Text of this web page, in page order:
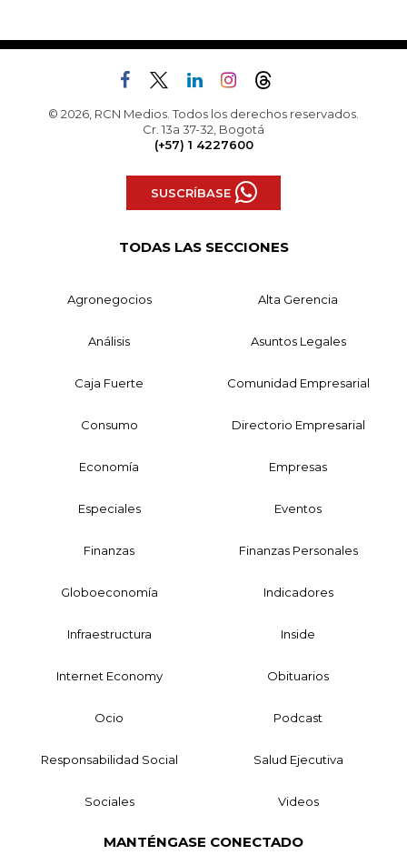
© 2026, RCN Medios. Todos los derechos reservados.
Cr. 13a 37-32, Bogotá
(+57) 1 4227600
SUSCRÍBASE
TODAS LAS SECCIONES
Agronegocios Alta Gerencia
Análisis Asuntos Legales
Caja Fuerte Comunidad Empresarial
Consumo Directorio Empresarial
Economía Empresas
Especiales Eventos
Finanzas Finanzas Personales
Globoeconomía Indicadores
Infraestructura Inside
Internet Economy Obituarios
Ocio Podcast
Responsabilidad Social Salud Ejecutiva
Sociales Videos
MANTÉNGASE CONECTADO